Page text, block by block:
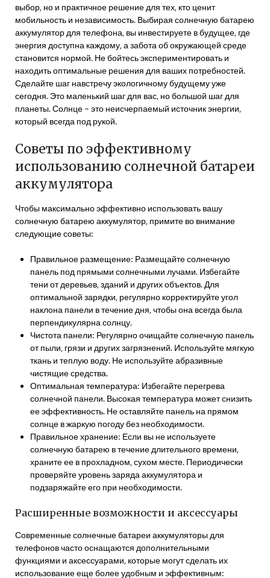
выбор‚ но и практичное решение для тех‚ кто ценит
мобильность и независимость. Выбирая солнечную батарею
аккумулятор для телефона‚ вы инвестируете в будущее‚ где
энергия доступна каждому‚ а забота об окружающей среде
становится нормой. Не бойтесь экспериментировать и
находить оптимальные решения для ваших потребностей.
Сделайте шаг навстречу экологичному будущему уже
сегодня. Это маленький шаг для вас‚ но большой шаг для
планеты. Солнце – это неисчерпаемый источник энергии‚
который всегда под рукой.
Советы по эффективному
использованию солнечной батареи
аккумулятора
Чтобы максимально эффективно использовать вашу
солнечную батарею аккумулятор‚ примите во внимание
следующие советы:
Правильное размещение: Размещайте солнечную
панель под прямыми солнечными лучами. Избегайте
тени от деревьев‚ зданий и других объектов. Для
оптимальной зарядки‚ регулярно корректируйте угол
наклона панели в течение дня‚ чтобы она всегда была
перпендикулярна солнцу.
Чистота панели: Регулярно очищайте солнечную панель
от пыли‚ грязи и других загрязнений. Используйте мягкую
ткань и теплую воду. Не используйте абразивные
чистящие средства.
Оптимальная температура: Избегайте перегрева
солнечной панели. Высокая температура может снизить
ее эффективность. Не оставляйте панель на прямом
солнце в жаркую погоду без необходимости.
Правильное хранение: Если вы не используете
солнечную батарею в течение длительного времени‚
храните ее в прохладном‚ сухом месте. Периодически
проверяйте уровень заряда аккумулятора и
подзаряжайте его при необходимости.
Расширенные возможности и аксессуары
Современные солнечные батареи аккумуляторы для
телефонов часто оснащаются дополнительными
функциями и аксессуарами‚ которые могут сделать их
использование еще более удобным и эффективным: